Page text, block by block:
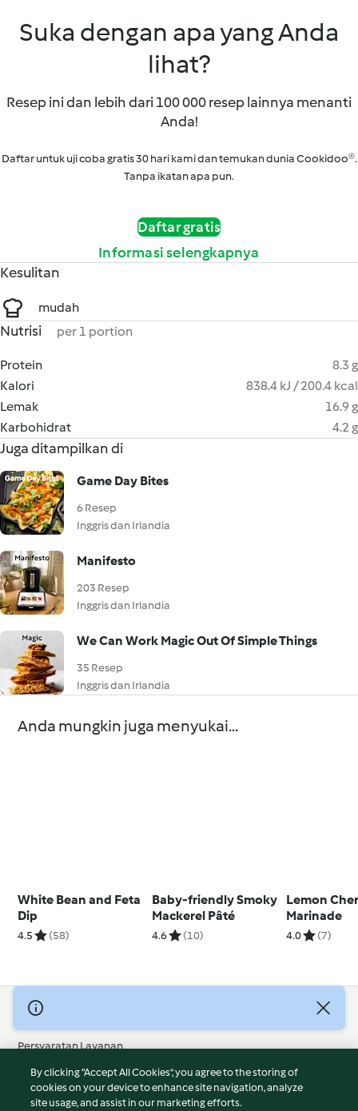
Suka dengan apa yang Anda
lihat?
Resep ini dan lebih dari 100 000 resep lainnya menanti
Anda!
Daftar untuk uji coba gratis 30 hari kami dan temukan dunia Cookidoo®.
Tanpa ikatan apa pun.
Daftar gratis
Informasi selengkapnya
Kesulitan
mudah
Nutrisi per 1 portion
Protein
8.3 g
Kalori
838.4 kJ / 200.4 kcal
Lemak
16.9 g
Karbohidrat
4.2 g
Juga ditampilkan di
Game Day Bites
6 Resep
Inggris dan Irlandia
Manifesto
203 Resep
Inggris dan Irlandia
We Can Work Magic Out Of Simple Things
35 Resep
Inggris dan Irlandia
Anda mungkin juga menyukai...
White Bean and Feta
Dip
4.5 (58)
Baby-friendly Smoky
Mackerel Pâté
4.6 (10)
Lemon
Marinade
4.0 (7)
© Hak Cipta 2026
Persyaratan Layanan
Kebijakan Privasi
Penafian
Terbitan
By clicking “Accept All Cookies”, you agree to the storing of
cookies on your device to enhance site navigation, analyze
site usage, and assist in our marketing efforts.